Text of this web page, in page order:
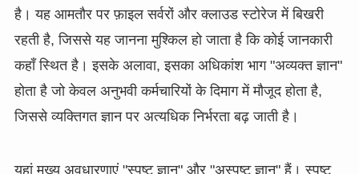
है। यह आमतौर पर फ़ाइल सर्वरों और क्लाउड स्टोरेज में बिखरी
रहती है, जिससे यह जानना मुश्किल हो जाता है कि कोई जानकारी
कहाँ स्थित है। इसके अलावा, इसका अधिकांश भाग "अव्यक्त ज्ञान"
होता है जो केवल अनुभवी कर्मचारियों के दिमाग में मौजूद होता है,
जिससे व्यक्तिगत ज्ञान पर अत्यधिक निर्भरता बढ़ जाती है।
यहां मुख्य अवधारणाएं "स्पष्ट ज्ञान" और "अस्पष्ट ज्ञान" हैं। स्पष्ट